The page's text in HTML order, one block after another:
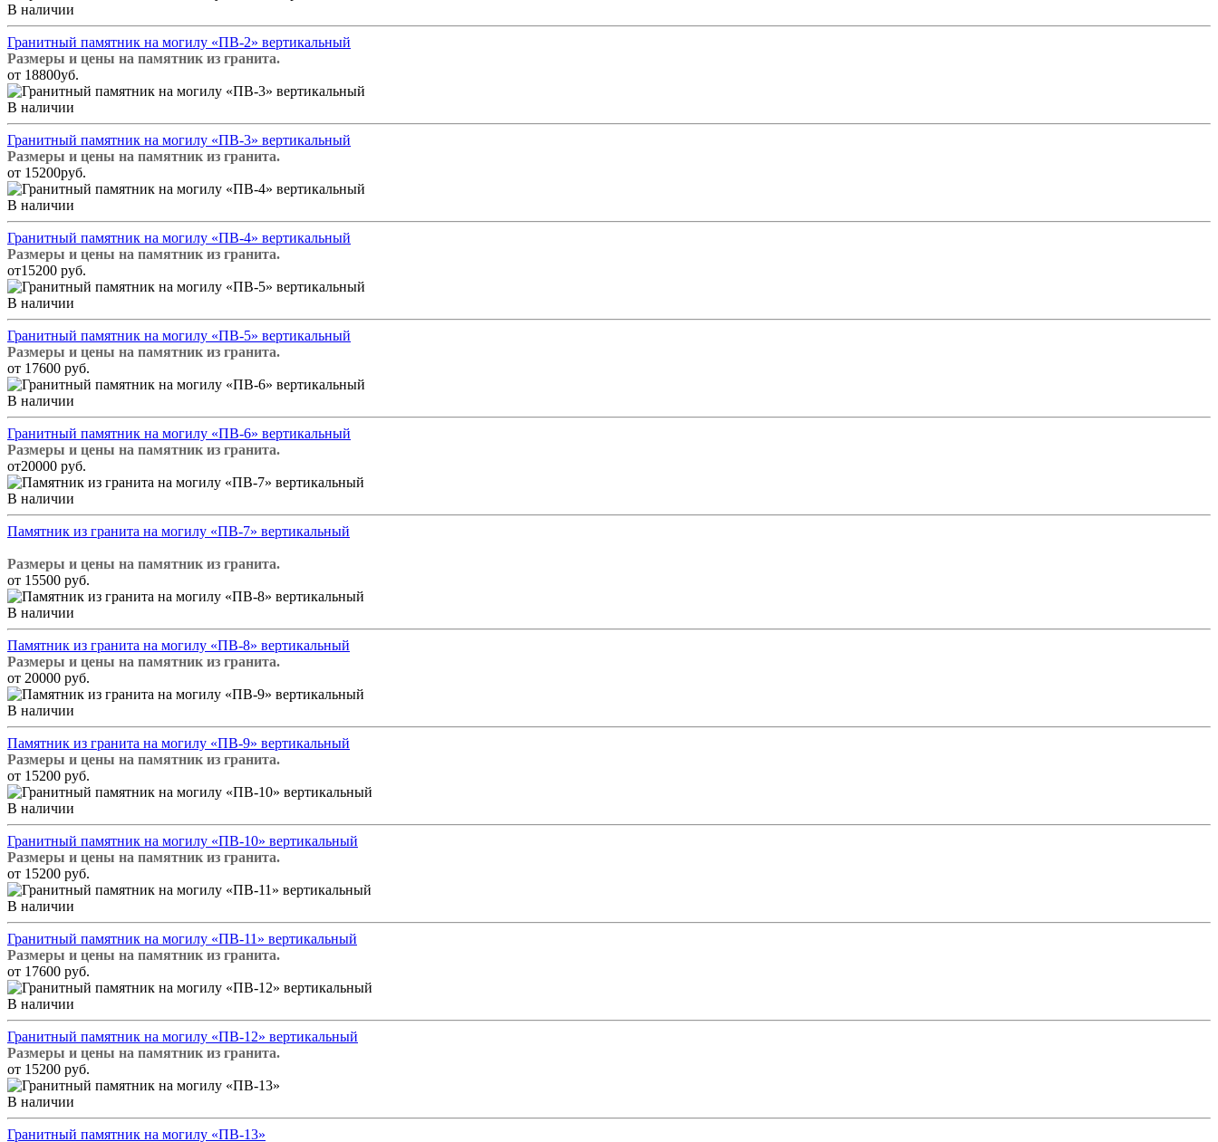
В наличии
Гранитный памятник на могилу «ПВ-2» вертикальный
Размеры и цены на памятник из гранита.
от 18800уб.
В наличии
Гранитный памятник на могилу «ПВ-3» вертикальный
Размеры и цены на памятник из гранита.
от 15200руб.
В наличии
Гранитный памятник на могилу «ПВ-4» вертикальный
Размеры и цены на памятник из гранита.
от15200 руб.
В наличии
Гранитный памятник на могилу «ПВ-5» вертикальный
Размеры и цены на памятник из гранита.
от 17600 руб.
В наличии
Гранитный памятник на могилу «ПВ-6» вертикальный
Размеры и цены на памятник из гранита.
от20000 руб.
В наличии
Памятник из гранита на могилу «ПВ-7» вертикальный
Размеры и цены на памятник из гранита.
от 15500 руб.
В наличии
Памятник из гранита на могилу «ПВ-8» вертикальный
Размеры и цены на памятник из гранита.
от 20000 руб.
В наличии
Памятник из гранита на могилу «ПВ-9» вертикальный
Размеры и цены на памятник из гранита.
от 15200 руб.
В наличии
Гранитный памятник на могилу «ПВ-10» вертикальный
Размеры и цены на памятник из гранита.
от 15200 руб.
В наличии
Гранитный памятник на могилу «ПВ-11» вертикальный
Размеры и цены на памятник из гранита.
от 17600 руб.
В наличии
Гранитный памятник на могилу «ПВ-12» вертикальный
Размеры и цены на памятник из гранита.
от 15200 руб.
В наличии
Гранитный памятник на могилу «ПВ-13»